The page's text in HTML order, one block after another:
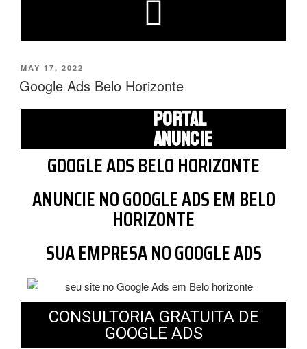
MAY 17, 2022
Google Ads Belo Horizonte
PORTAL
ANUNCIE
GOOGLE ADS BELO HORIZONTE
ANUNCIE NO GOOGLE ADS EM BELO
HORIZONTE
SUA EMPRESA NO GOOGLE ADS
CONSULTORIA GRATUITA DE
GOOGLE ADS